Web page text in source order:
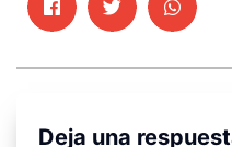
Deja una